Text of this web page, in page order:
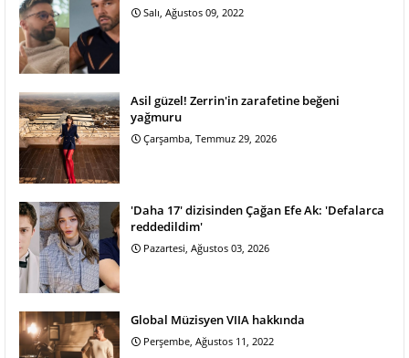
Salı, Ağustos 09, 2022
Asil güzel! Zerrin'in zarafetine beğeni
yağmuru
Çarşamba, Temmuz 29, 2026
'Daha 17' dizisinden Çağan Efe Ak: 'Defalarca
reddedildim'
Pazartesi, Ağustos 03, 2026
Global Müzisyen VIIA hakkında
Perşembe, Ağustos 11, 2022